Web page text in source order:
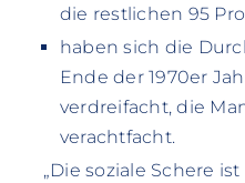
die restlichen 95
haben sich die
Ende der 1970er
verdreifacht, die
verachtfacht.
„Die soziale Schere